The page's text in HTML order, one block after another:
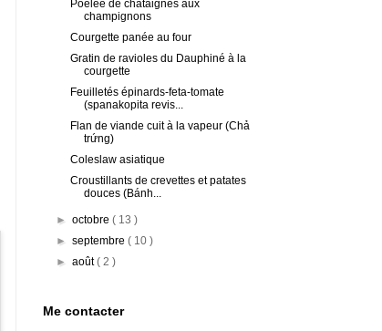
Poêlée de châtaignes aux
champignons
Courgette panée au four
Gratin de ravioles du Dauphiné à la
courgette
Feuilletés épinards-feta-tomate
(spanakopita revis...
Flan de viande cuit à la vapeur (Chả
trứng)
Coleslaw asiatique
Croustillants de crevettes et patates
douces (Bánh...
►octobre( 13 )
►septembre( 10 )
►août( 2 )
Me contacter